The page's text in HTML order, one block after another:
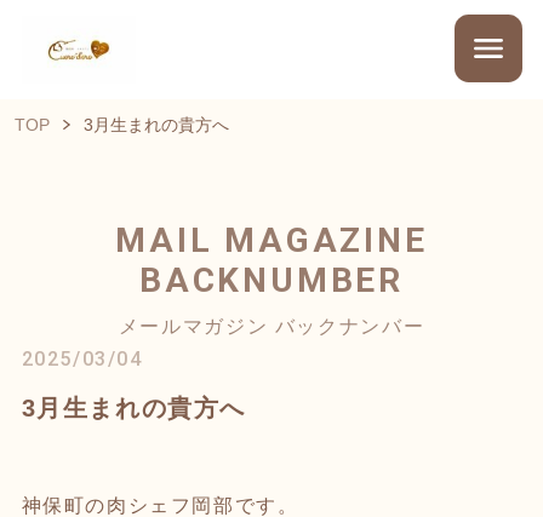
TOP 3月生まれの貴方へ
MAIL MAGAZINE
BACKNUMBER
メールマガジン バックナンバー
2025/03/04
3月生まれの貴方へ
神保町の肉シェフ岡部です。